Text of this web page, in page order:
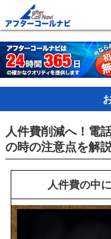
人件費削減へ！電
の時の注意点を解
人件費の中